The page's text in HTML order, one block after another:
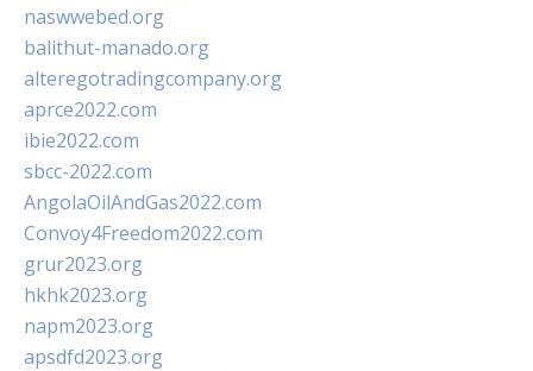
naswwebed.org
balithut-manado.org
alteregotradingcompany.org
aprce2022.com
ibie2022.com
sbcc-2022.com
AngolaOilAndGas2022.com
Convoy4Freedom2022.com
grur2023.org
hkhk2023.org
napm2023.org
apsdfd2023.org